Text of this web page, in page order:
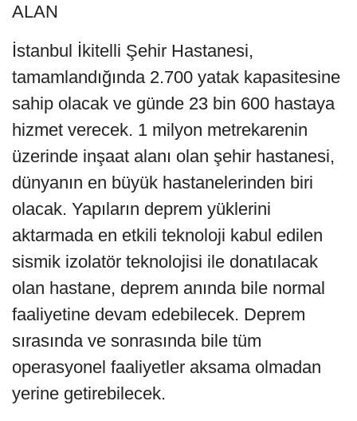
ALAN
İstanbul İkitelli Şehir Hastanesi,
tamamlandığında 2.700 yatak kapasitesine
sahip olacak ve günde 23 bin 600 hastaya
hizmet verecek. 1 milyon metrekarenin
üzerinde inşaat alanı olan şehir hastanesi,
dünyanın en büyük hastanelerinden biri
olacak. Yapıların deprem yüklerini
aktarmada en etkili teknoloji kabul edilen
sismik izolatör teknolojisi ile donatılacak
olan hastane, deprem anında bile normal
faaliyetine devam edebilecek. Deprem
sırasında ve sonrasında bile tüm
operasyonel faaliyetler aksama olmadan
yerine getirebilecek.